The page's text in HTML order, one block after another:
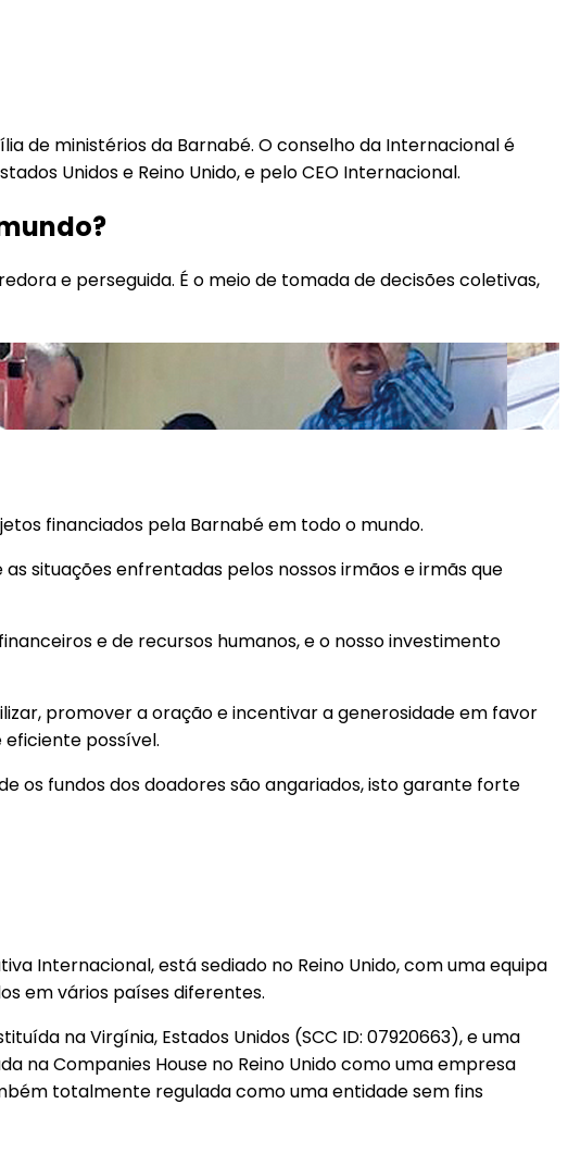
de ministérios da Barnabé. O conselho da Internacional é
Unidos e Reino Unido, e pelo CEO Internacional.
e perseguida. É o meio de tomada de decisões coletivas,
financiados pela Barnabé em todo o mundo.
situações enfrentadas pelos nossos irmãos e irmãs que
e de recursos humanos, e o nosso investimento
promover a oração e incentivar a generosidade em favor
possível.
os fundos dos doadores são angariados, isto garante forte
Internacional, está sediado no Reino Unido, com uma equipa
em vários países diferentes.
na Virgínia, Estados Unidos (SCC ID: 07920663), e uma
na Companies House no Reino Unido como uma empresa
totalmente regulada como uma entidade sem fins